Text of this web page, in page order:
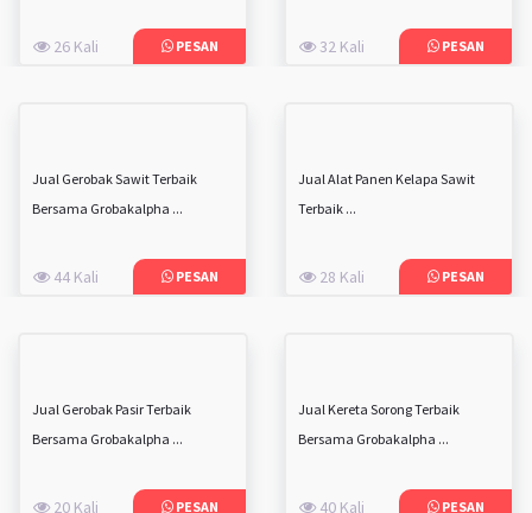
26 Kali PESAN 32 Kali PESAN
Jual Gerobak Sawit Terbaik
Bersama Grobakalpha ...
44 Kali PESAN
Jual Alat Panen Kelapa Sawit
Terbaik ...
28 Kali PESAN
Jual Gerobak Pasir Terbaik
Bersama Grobakalpha ...
20 Kali PESAN
Jual Kereta Sorong Terbaik
Bersama Grobakalpha ...
40 Kali PESAN